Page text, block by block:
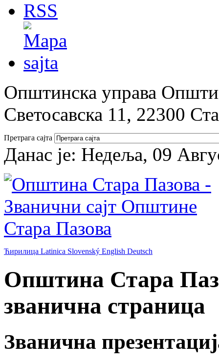
Општинска управа
Светосавска 11, 22300
Претрага сајта
Данас је: Недеља, 09
Ћирилица Latinica Slovenský English Deutsch
Општина Стара
званична страница
Званична